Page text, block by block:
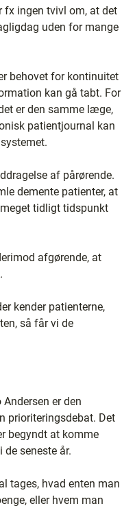
fx ingen tvivl om, at det
uden for mange
behovet for kontinuitet
kan gå tabt. For
er den samme læge,
patientjournal kan
af pårørende.
demente patienter, at
tidligt tidspunkt
afgørende, at
kender patienterne,
så får vi de
er den
prioriteringsdebat. Det
begyndt at komme
seneste år.
tages, hvad enten man
eller hvem man